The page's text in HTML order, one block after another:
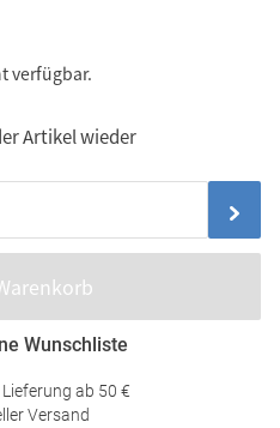
verfügbar.
Artikel wieder
Wunschliste
ab 50 €
Versand